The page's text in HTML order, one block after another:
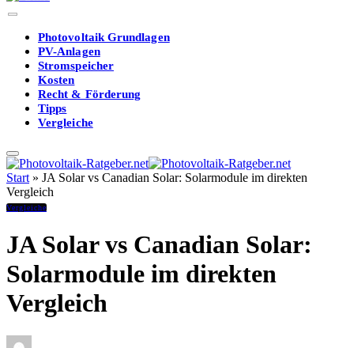
Photovoltaik Grundlagen
PV-Anlagen
Stromspeicher
Kosten
Recht & Förderung
Tipps
Vergleiche
Start » JA Solar vs Canadian Solar: Solarmodule im direkten
Vergleich
Vergleiche
JA Solar vs Canadian Solar:
Solarmodule im direkten
Vergleich